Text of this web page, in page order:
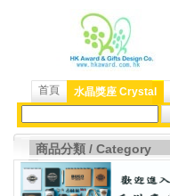
首頁 水晶獎座 Crystal
商品分類 / Category